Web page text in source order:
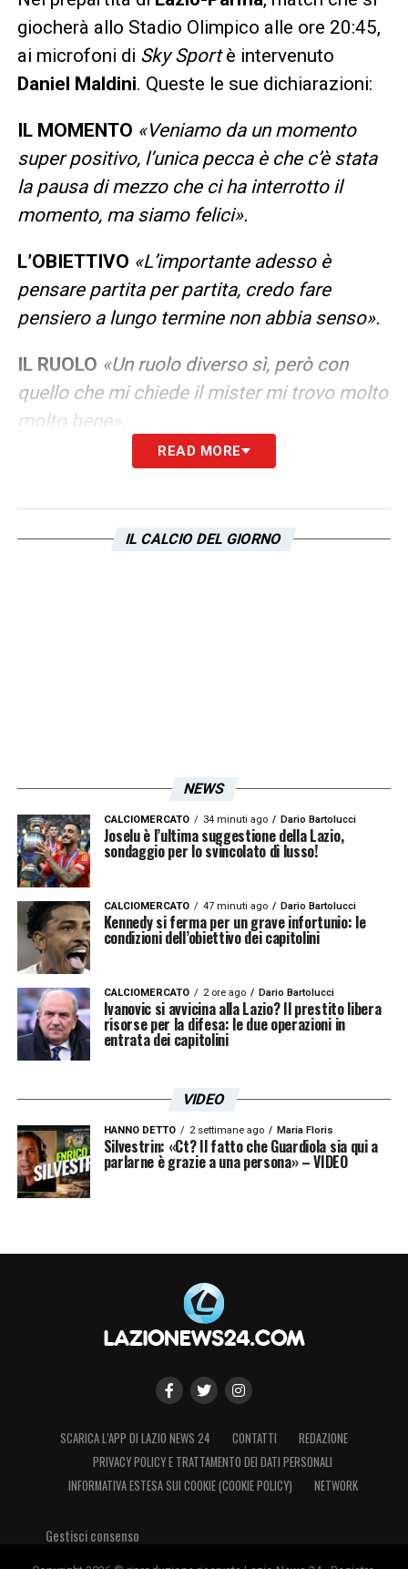
giocherà allo Stadio Olimpico alle ore 20:45,
ai microfoni di Sky Sportè intervenuto
Daniel Maldini. Queste le sue dichiarazioni:
IL MOMENTO «Veniamo da un momento
super positivo, l’unica pecca è che c’è stata
la pausa di mezzo che ci ha interrotto il
momento, ma siamo felici».
L’OBIETTIVO «L’importante adesso è
pensare partita per partita, credo fare
pensiero a lungo termine non abbia senso».
IL RUOLO «Un ruolo diverso sì, però con
quello che mi chiede il mister mi trovo molto
molto bene».
LEGGI ANCHE: LE ULTIMISSIME SULLA
LA PLAYLIST DELLE NOSTRE TOP NEWS
READ MORE
IL CALCIO DEL GIORNO
NEWS
CALCIOMERCATO 34 minuti ago Dario Bartolucci
Joselu è l’ultima suggestione della Lazio,
sondaggio per lo svincolato di lusso!
CALCIOMERCATO 47 minuti ago Dario Bartolucci
Kennedy si ferma per un grave infortunio: le
condizioni dell’obiettivo dei capitolini
CALCIOMERCATO 2 ore ago Dario Bartolucci
Ivanovic si avvicina alla Lazio? Il prestito libera
risorse per la difesa: le due operazioni in
entrata dei capitolini
VIDEO
HANNO DETTO 2 settimane ago Maria Floris
Silvestrin: «Ct? Il fatto che Guardiola sia qui a
parlarne è grazie a una persona» – VIDEO
SCARICA L’APP DI LAZIO NEWS 24 CONTATTI
REDAZIONE
PRIVACY POLICY E TRATTAMENTO DEI DATI PERSONALI
INFORMATIVA ESTESA SUI COOKIE (COOKIE POLICY)
NETWORK
Gestisci consenso